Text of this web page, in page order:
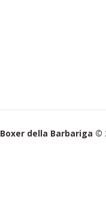
Boxer della Barbariga ©